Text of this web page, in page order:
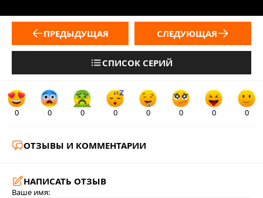
ПРЕДЫДУЩАЯ
СПИСОК СЕРИЙ
СЛЕДУЮЩАЯ
0 0 0 0 0 0 0 0
ОТЗЫВЫ И КОММЕНТАРИИ
НАПИСАТЬ ОТЗЫВ
Ваше имя: